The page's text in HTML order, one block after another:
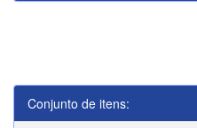
Conjunto de itens: